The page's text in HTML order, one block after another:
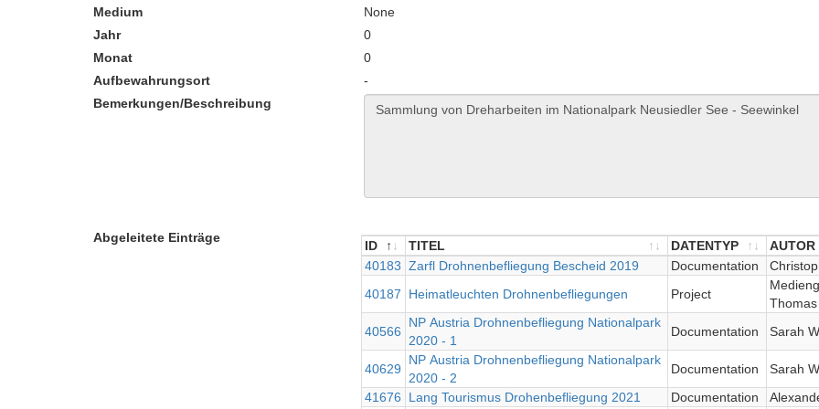
Medium
None
Jahr
0
Monat
0
Aufbewahrungsort
-
Bemerkungen/Beschreibung
Abgeleitete Einträge
ID TITEL DATENTYP
AUTOR
ID
TITEL DATENTYP AUTOR
40183 Zarfl Drohnenbefliegung Bescheid 2019 Documentation
40187
Heimatleuchten Drohnenbefliegungen Project
40566
NP Austria Drohnenbefliegung Nationalpark
2020 - 1
Documentation Sarah
40629
NP Austria Drohnenbefliegung Nationalpark
2020 - 2
Documentation
Sarah
41676
Lang Tourismus Drohenbefliegung 2021 Documentation